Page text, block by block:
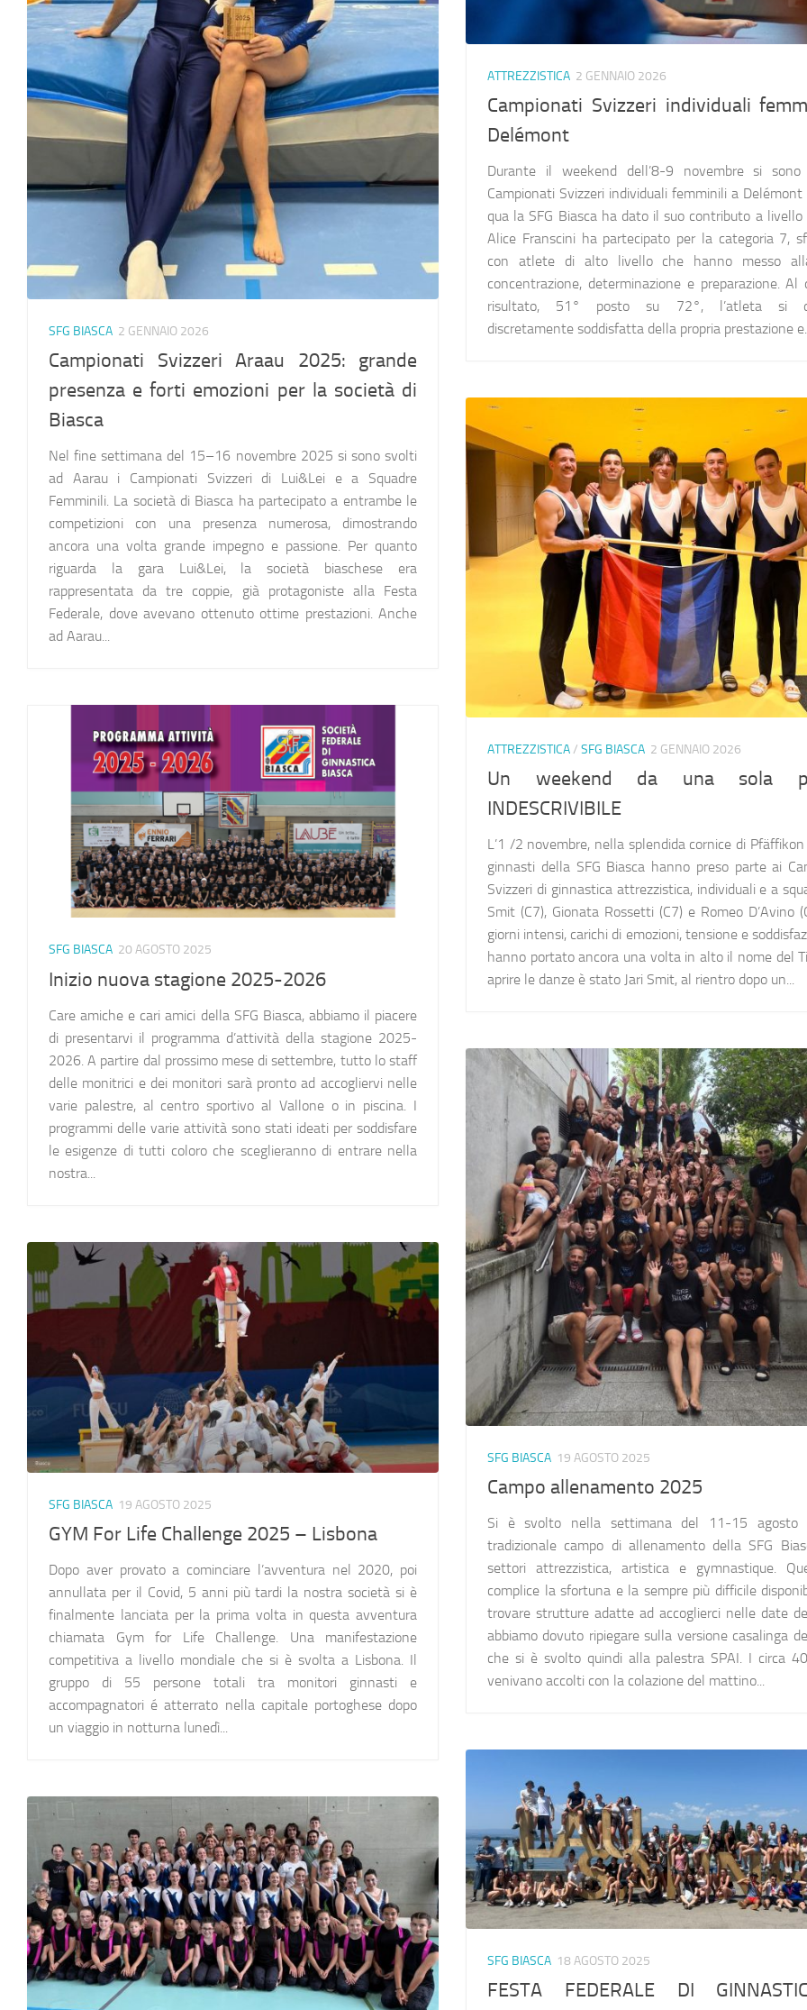
SFG BIASCA 2 GENNAIO 2026
Campionati Svizzeri Araau 2025: grande
presenza e forti emozioni per la società di
Biasca
Nel fine settimana del 15–16 novembre 2025 si sono svolti
ad Aarau i Campionati Svizzeri di Lui&Lei e a Squadre
Femminili. La società di Biasca ha partecipato a entrambe le
competizioni con una presenza numerosa, dimostrando
ancora una volta grande impegno e passione. Per quanto
riguarda la gara Lui&Lei, la società biaschese era
rappresentata da tre coppie, già protagoniste alla Festa
Federale, dove avevano ottenuto ottime prestazioni. Anche
ad Aarau...
ATTREZZISTICA 2 GENNAIO 2026
Campionati Svizzeri individuali
Delémont
Durante il weekend dell’8-9 novembre si
Campionati Svizzeri individuali femminili a
qua la SFG Biasca ha dato il suo contributo a livello
Alice Franscini ha partecipato per la categoria 7,
con atlete di alto livello che hanno messo
concentrazione, determinazione e preparazione.
risultato, 51° posto su 72°, l’atleta si
discretamente soddisfatta della propria prestazione
ATTREZZISTICA/ SFG BIASCA 2 GENNAIO 2026
Un weekend da una sola
INDESCRIVIBILE
L’1 /2 novembre, nella splendida cornice di Pfäffikon
ginnasti della SFG Biasca hanno preso parte ai
Svizzeri di ginnastica attrezzistica, individuali e a
Smit (C7), Gionata Rossetti (C7) e Romeo D’Avino
giorni intensi, carichi di emozioni, tensione e
hanno portato ancora una volta in alto il nome del
aprire le danze è stato Jari Smit, al rientro dopo un...
SFG BIASCA 20 AGOSTO 2025
Inizio nuova stagione 2025-2026
Care amiche e cari amici della SFG Biasca, abbiamo il piacere
di presentarvi il programma d’attività della stagione 2025-
2026. A partire dal prossimo mese di settembre, tutto lo staff
delle monitrici e dei monitori sarà pronto ad accogliervi nelle
varie palestre, al centro sportivo al Vallone o in piscina. I
programmi delle varie attività sono stati ideati per soddisfare
le esigenze di tutti coloro che sceglieranno di entrare nella
nostra...
SFG BIASCA 19 AGOSTO 2025
Campo allenamento 2025
Si è svolto nella settimana del 11-15 agosto
tradizionale campo di allenamento della SFG
settori attrezzistica, artistica e gymnastique.
complice la sfortuna e la sempre più difficile
trovare strutture adatte ad accoglierci nelle date
abbiamo dovuto ripiegare sulla versione casalinga
che si è svolto quindi alla palestra SPAI. I circa
venivano accolti con la colazione del mattino...
SFG BIASCA 19 AGOSTO 2025
GYM For Life Challenge 2025 – Lisbona
Dopo aver provato a cominciare l’avventura nel 2020, poi
annullata per il Covid, 5 anni più tardi la nostra società si è
finalmente lanciata per la prima volta in questa avventura
chiamata Gym for Life Challenge. Una manifestazione
competitiva a livello mondiale che si è svolta a Lisbona. Il
gruppo di 55 persone totali tra monitori ginnasti e
accompagnatori é atterrato nella capitale portoghese dopo
un viaggio in notturna lunedì...
SFG BIASCA 18 AGOSTO 2025
FESTA FEDERALE DI